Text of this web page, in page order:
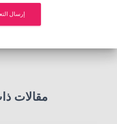
مقالات